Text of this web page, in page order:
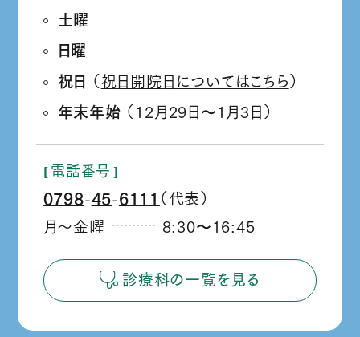
土曜
日曜
祝日 （ 祝日開院日についてはこちら ）
年末年始 （12月29日
1月3日）
電話番号
0798
‐
45 6111 （代表）
月～金曜
8:30
16:45
診療科の一覧を見る